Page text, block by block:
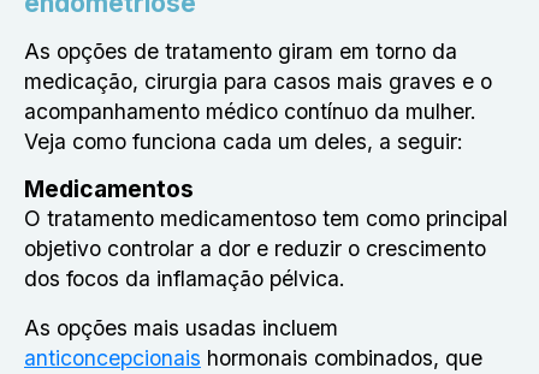
As opções de tratamento giram em torno da
medicação, cirurgia para casos mais graves e o
acompanhamento médico contínuo da mulher.
Veja como funciona cada um deles, a seguir:
Medicamentos
O tratamento medicamentoso tem como principal
objetivo controlar a dor e reduzir o crescimento
dos focos da inflamação pélvica.
As opções mais usadas incluem
anticoncepcionais hormonais combinados, que